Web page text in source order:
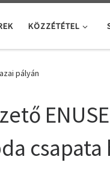
KÖZZÉTÉTEL
pályán
csapata